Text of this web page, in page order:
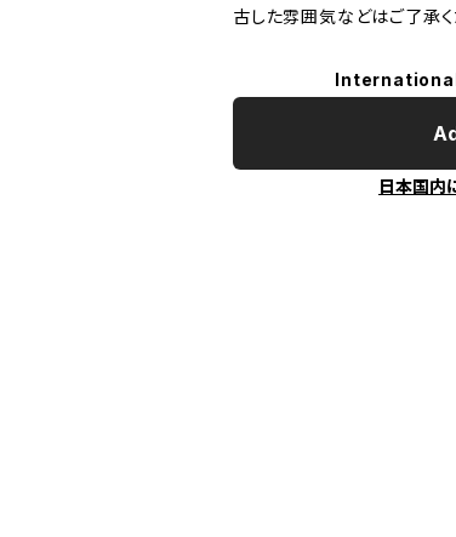
古した雰囲気などはご了承く
日本国内